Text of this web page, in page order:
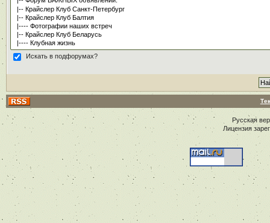
Искать в подфорумах?
Русская
Лицензия